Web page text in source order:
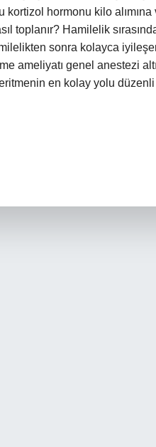
kortizol hormonu kilo
toplanır? Hamilelik
sonra kolayca
ameliyatı genel anestezi
en kolay yolu